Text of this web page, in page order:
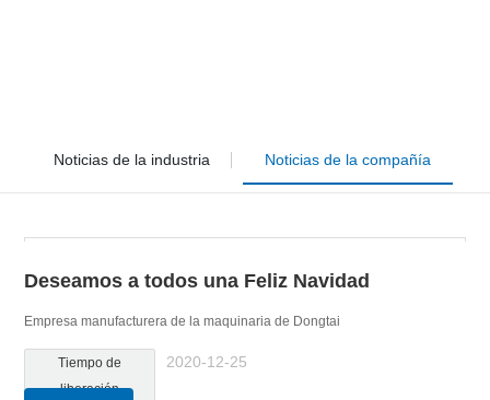
Noticias de la industria Noticias de la compañía
Deseamos a todos una Feliz Navidad
Empresa manufacturera de la maquinaria de Dongtai
Tiempo de
liberación
2020-12-25